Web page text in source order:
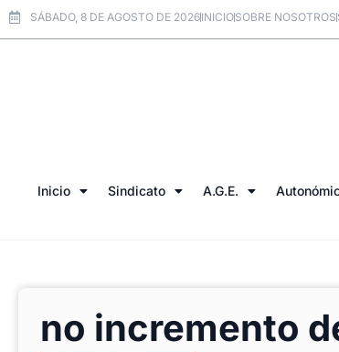
SÁBADO, 8 DE AGOSTO DE 2026INICIOSOBRE NOSOTROS
Inicio Sindicato A.G.E.
no incremento